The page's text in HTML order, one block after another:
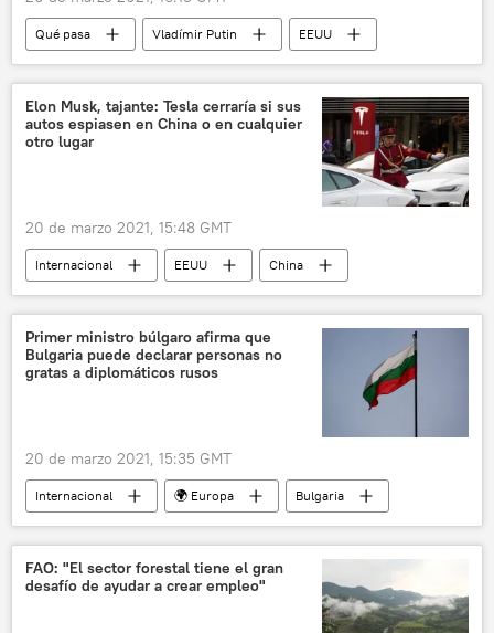
Qué pasa Vladímir Putin
EEUU
Joe Biden
declaraciones Rusia
Elon Musk, tajante: Tesla cerraría si sus
autos espiasen en China o en cualquier
otro lugar
20 de marzo 2021, 15:48 GMT
Internacional EEUU
China
espionaje
Elon Musk
vehículos eléctricos
Primer ministro búlgaro afirma que
Bulgaria puede declarar personas no
gratas a diplomáticos rusos
20 de marzo 2021, 15:35 GMT
Internacional 🌍 Europa
Bulgaria
Rusia
FAO: "El sector forestal tiene el gran
desafío de ayudar a crear empleo"